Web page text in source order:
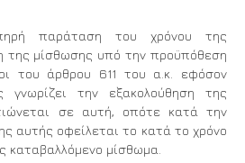
παράταση του χρόνου της
της μίσθωσης υπό την προϋπόθεση
του άρθρου 611 του α.κ. εφόσον
γνωρίζει την εξακολούθηση της
σε αυτή, οπότε κατά την
αυτής οφείλεται το κατά το χρόνο
καταβαλλόμενο μίσθωμα.